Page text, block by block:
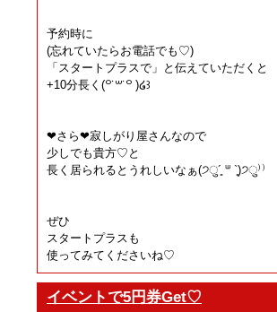
予約時に
(忘れていたらお電話でも♡)
「スタートプラスで」と伝えていただくと
+10分長く(꒪˙꒳˙꒪ )໒꒱
❤︎さら❤︎寂しがり屋さんなので
少しでも貴方♡と
長く居られるとうれしいなぁ(੭ु´͈ ᐜ `͈)੭ु⁾⁾
ぜひ
スタートプラスも
使ってみてくださいね♡
イベントで5円券Get♡